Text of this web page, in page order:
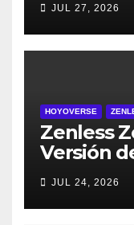
de julio
JUL 27, 2026
HOYOVERSE
Zenless
Versión
29 de
todos los
JUL 24, 2026